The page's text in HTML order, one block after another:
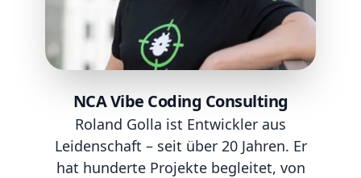
NCA Vibe Coding Consulting
Roland Golla ist Entwickler aus
Leidenschaft – seit über 20 Jahren. Er
hat hunderte Projekte begleitet, von